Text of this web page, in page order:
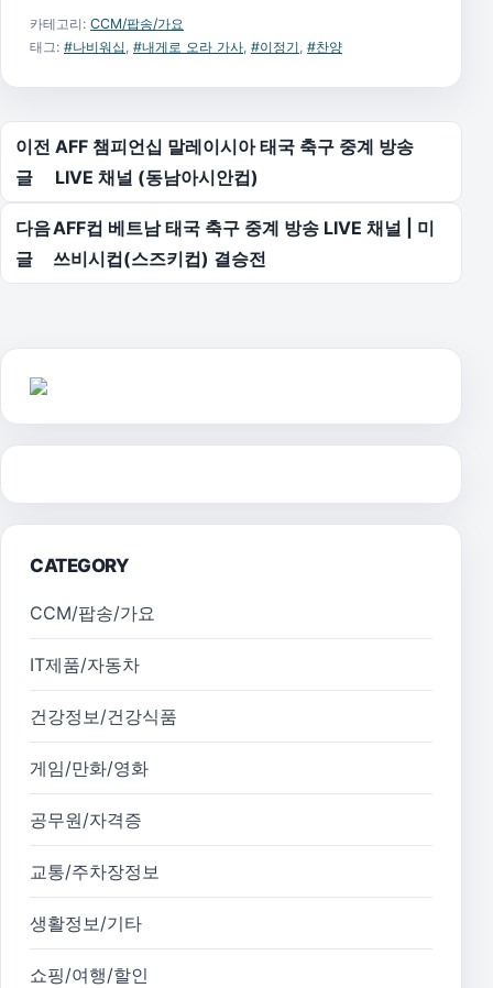
카테고리: CCM/팝송/가요
태그: #나비워십, #내게로 오라 가사, #이정기, #찬양
글 탐색
이전
글
AFF 챔피언십 말레이시아 태국 축구 중계 방송
LIVE 채널 (동남아시안컵)
다음
글
AFF컵 베트남 태국 축구 중계 방송 LIVE 채널 | 미
쓰비시컵(스즈키컵) 결승전
CATEGORY
CCM/팝송/가요
IT제품/자동차
건강정보/건강식품
게임/만화/영화
공무원/자격증
교통/주차장정보
생활정보/기타
쇼핑/여행/할인